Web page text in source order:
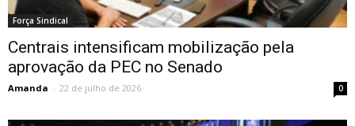
Força Sindical
Centrais intensificam mobilização pela
aprovação da PEC no Senado
Amanda - 22 de julho de 2026 0